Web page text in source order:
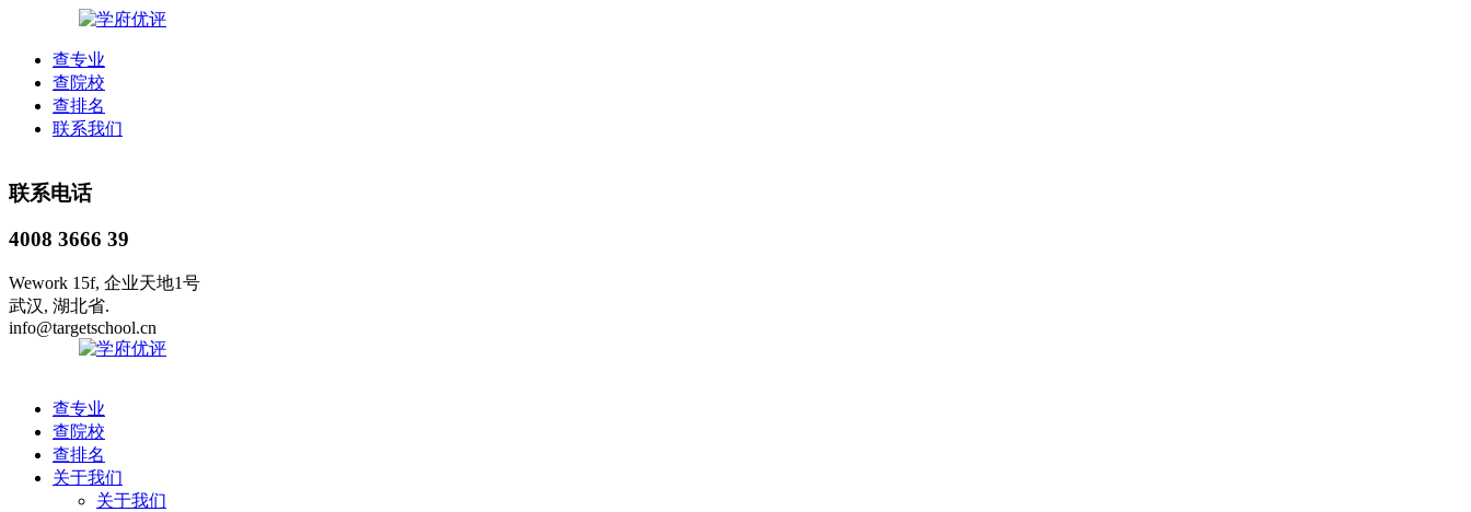
查专业
查院校
查排名
联系我们
联系电话
4008 3666 39
Wework 15f, 企业天地1号
武汉, 湖北省.
info@targetschool.cn
查专业
查院校
查排名
关于我们
关于我们